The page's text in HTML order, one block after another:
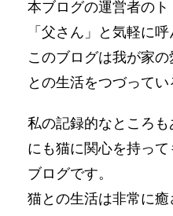
本ブログの運営者のト
「父さん」と気軽に
このブログは我が家
との生活をつづって
私の記録的なところ
にも猫に関心を持っ
ブログです。
猫との生活は非常に